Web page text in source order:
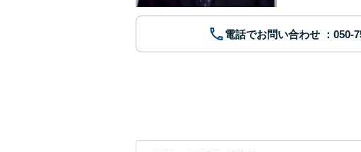
電話でお問い合わせ